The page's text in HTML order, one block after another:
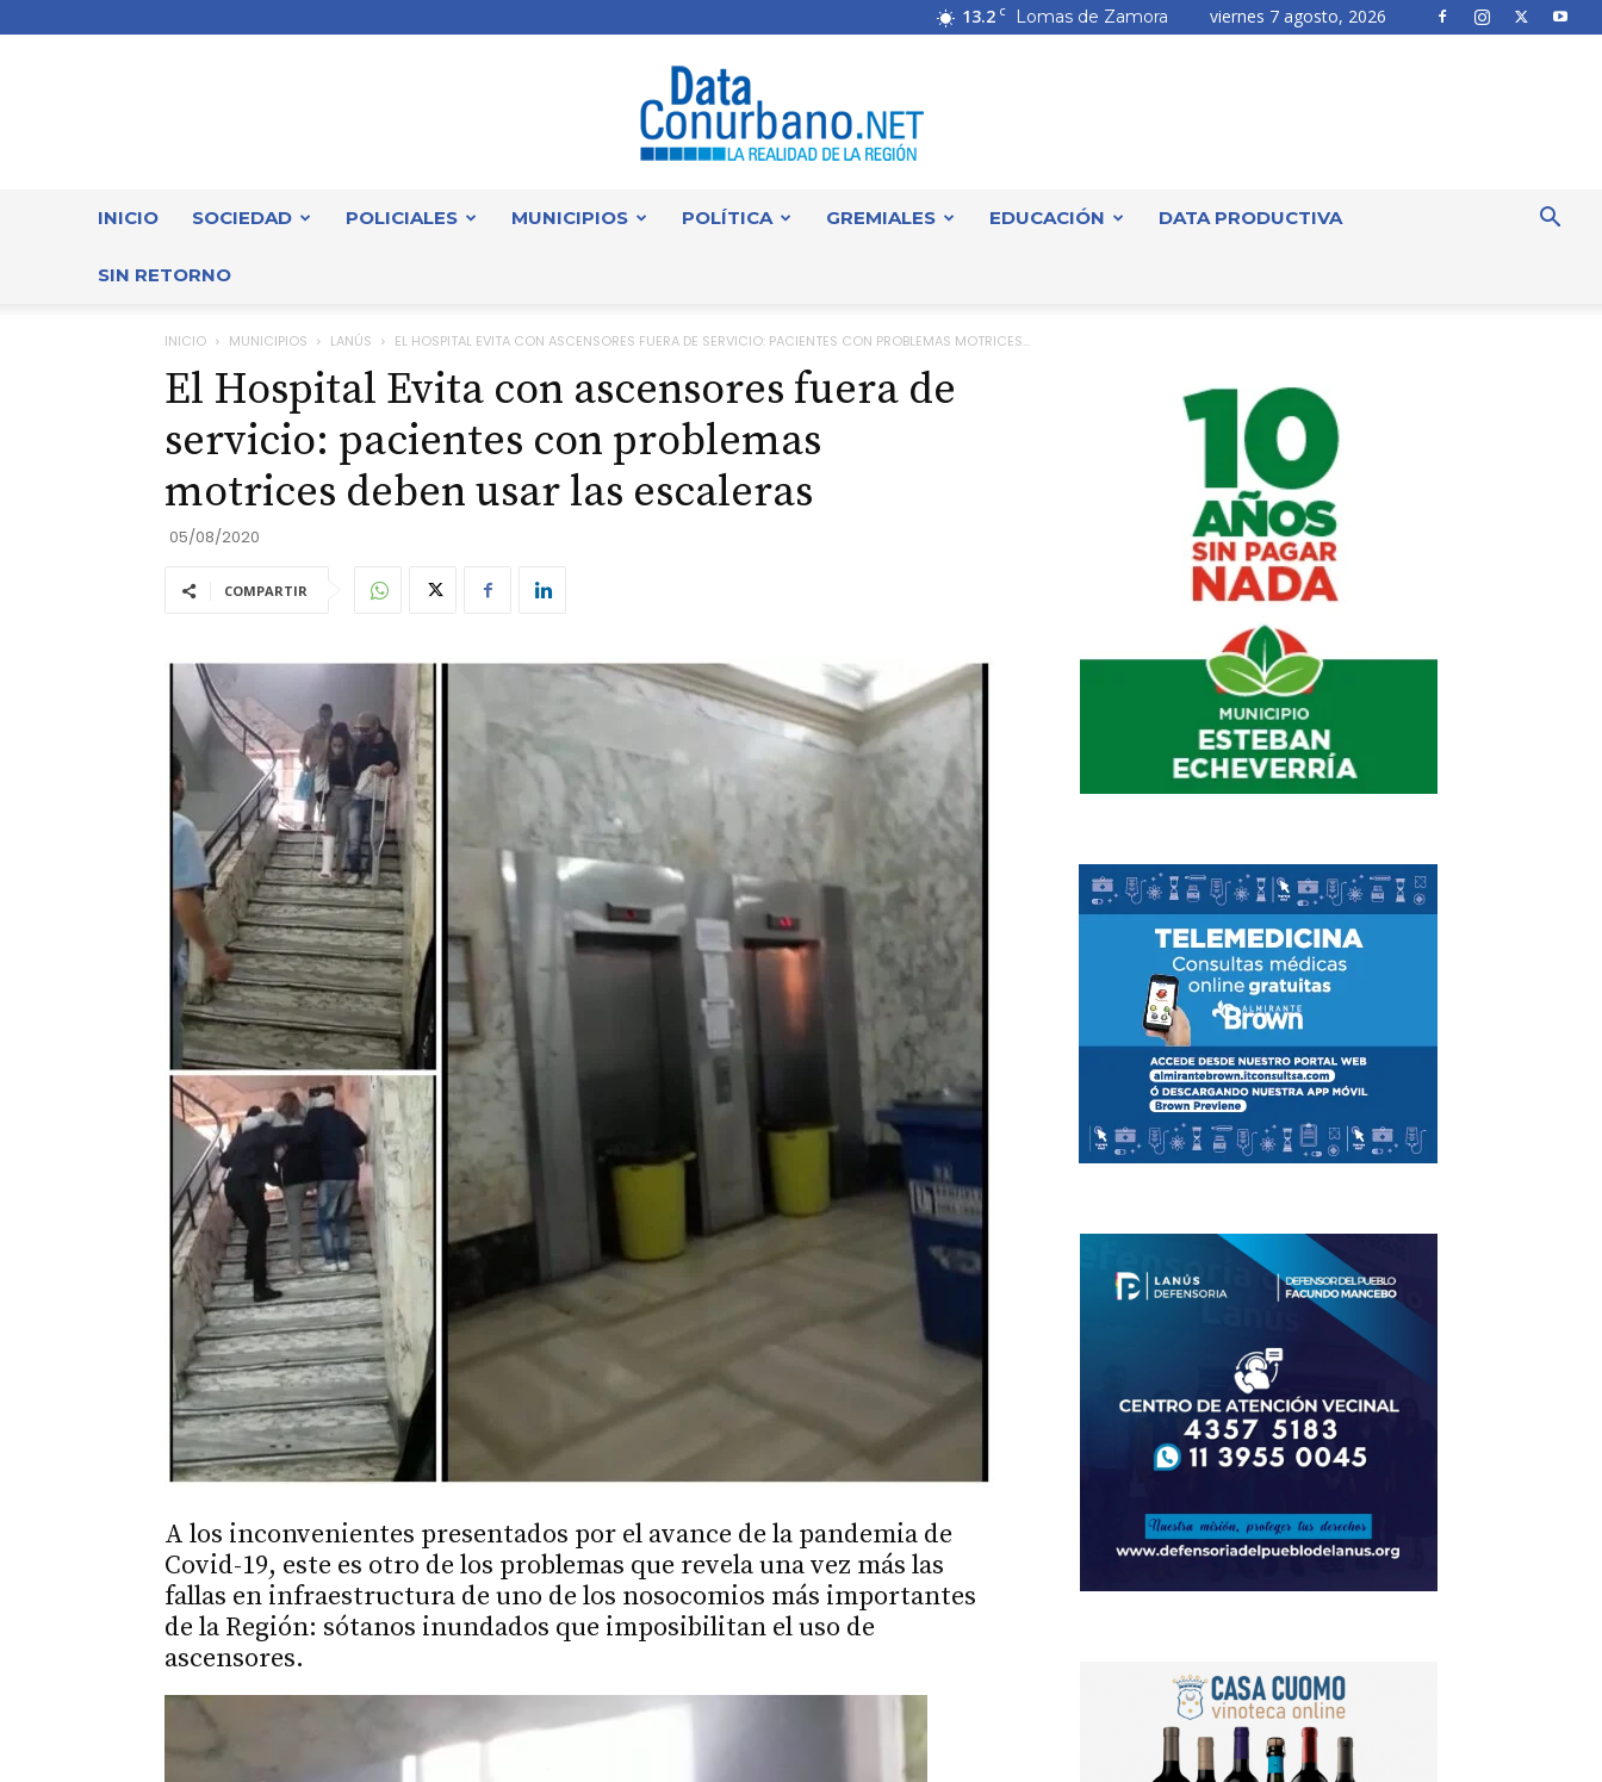
13.2 C Lomas de Zamora viernes 7 agosto, 2026
INICIO SOCIEDAD POLICIALES MUNICIPIOS POLÍTICA GREMIALES EDUCACIÓN DATA PRODUCTIVA
SIN RETORNO
INICIO MUNICIPIOS LANÚS EL HOSPITAL EVITA CON ASCENSORES FUERA DE SERVICIO: PACIENTES CON PROBLEMAS MOTRICES...
El Hospital Evita con ascensores fuera de
servicio: pacientes con problemas
motrices deben usar las escaleras
05/08/2020
COMPARTIR
A los inconvenientes presentados por el avance de la pandemia de
Covid-19, este es otro de los problemas que revela una vez más las
fallas en infraestructura de uno de los nosocomios más importantes
de la Región: sótanos inundados que imposibilitan el uso de
ascensores.
Reproductor
vídeo